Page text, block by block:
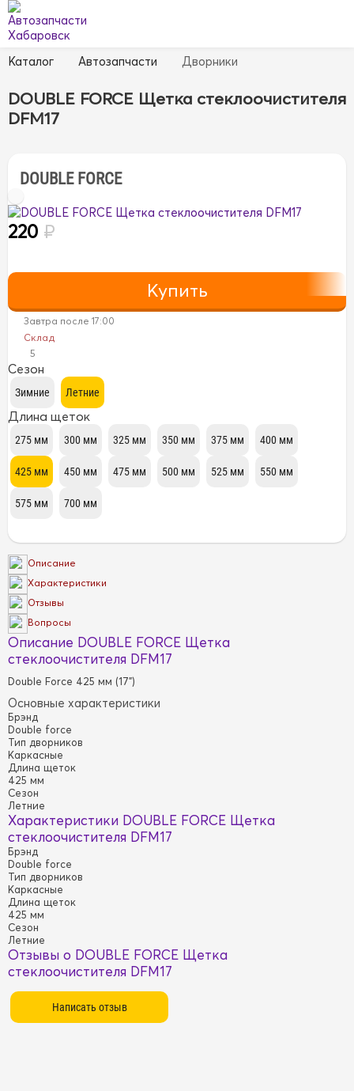
Каталог Автозапчасти Дворники
DOUBLE FORCE Щетка стеклоочистителя
DFM17
DOUBLE FORCE
220 ₽
Завтра после 17:00
Склад
5
Сезон
Длина щеток
Описание
Характеристики
Отзывы
Вопросы
Описание DOUBLE FORCE Щетка
стеклоочистителя DFM17
Double Force 425 мм (17")
Основные характеристики
Брэнд
Double force
Тип дворников
Каркасные
Длина щеток
425 мм
Сезон
Летние
Характеристики DOUBLE FORCE Щетка
стеклоочистителя DFM17
Брэнд
Double force
Тип дворников
Каркасные
Длина щеток
425 мм
Сезон
Летние
Отзывы о DOUBLE FORCE Щетка
стеклоочистителя DFM17